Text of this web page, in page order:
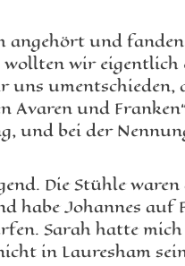
angehört und
wir
und
und bei der
Die Stühle
habe Johannes
Sarah hatte
in Lauresham